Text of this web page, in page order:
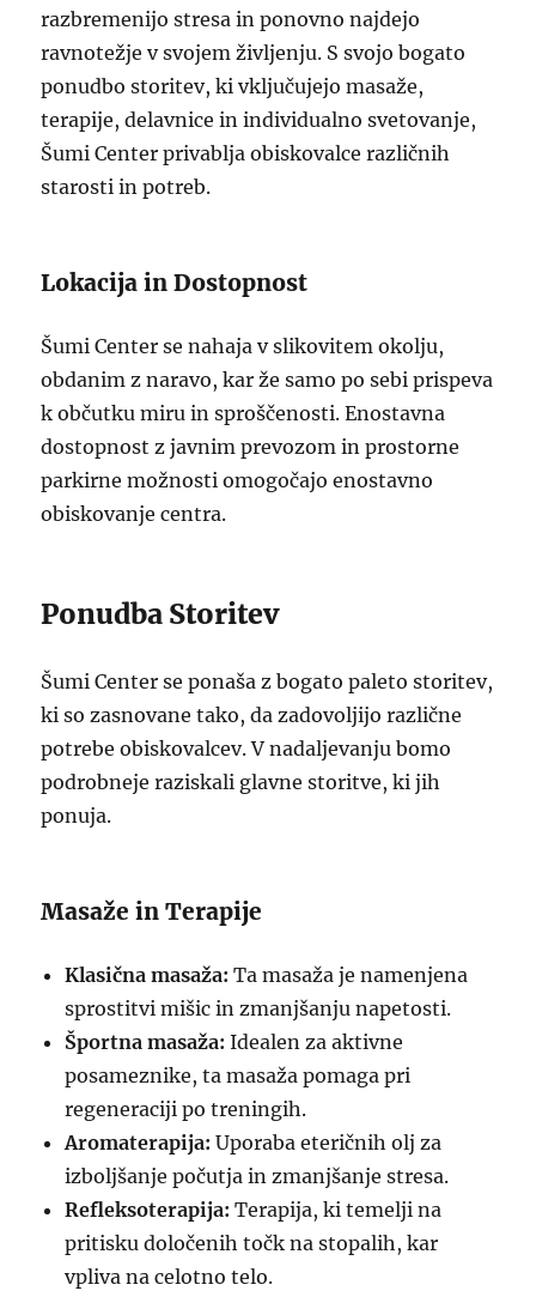
razbremenijo stresa in ponovno najdejo
ravnotežje v svojem življenju. S svojo bogato
ponudbo storitev, ki vključujejo masaže,
terapije, delavnice in individualno svetovanje,
Šumi Center privablja obiskovalce različnih
starosti in potreb.
Lokacija in Dostopnost
Šumi Center se nahaja v slikovitem okolju,
obdanim z naravo, kar že samo po sebi prispeva
k občutku miru in sproščenosti. Enostavna
dostopnost z javnim prevozom in prostorne
parkirne možnosti omogočajo enostavno
obiskovanje centra.
Ponudba Storitev
Šumi Center se ponaša z bogato paleto storitev,
ki so zasnovane tako, da zadovoljijo različne
potrebe obiskovalcev. V nadaljevanju bomo
podrobneje raziskali glavne storitve, ki jih
ponuja.
Masaže in Terapije
Klasična masaža: Ta masaža je namenjena
sprostitvi mišic in zmanjšanju napetosti.
Športna masaža: Idealen za aktivne
posameznike, ta masaža pomaga pri
regeneraciji po treningih.
Aromaterapija: Uporaba eteričnih olj za
izboljšanje počutja in zmanjšanje stresa.
Refleksoterapija: Terapija, ki temelji na
pritisku določenih točk na stopalih, kar
vpliva na celotno telo.